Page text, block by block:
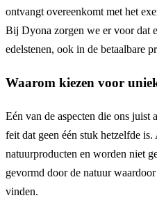
ontvangt overeenkomt met het
Bij Dyona zorgen we er voor dat
edelstenen, ook in de betaalbare
Waarom kiezen voor
Eén van de aspecten die ons juist
feit dat geen één stuk hetzelfde
natuurproducten en worden niet
gevormd door de natuur
vinden.